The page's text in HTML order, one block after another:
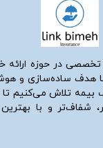
در حوزه ارائه
با هدف ساده‌سازی و
تلاش می‌کنیم تا
شفاف‌تر و با